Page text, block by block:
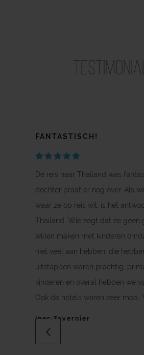
Previous
FANTASTISCH!
De reis naar Thailand was
dochter praat er nog over. Als
waar ze op reis wil, is het
Thailand. Wie zegt dat ze geen
willen maken met kinderen
niet veel aan hebben, die
uitstappen waren prachtig,
kinderen en overal hebben we
Ook de hotels waren zeer mooi.
Ines Tavernier
HEEL AFWISSELENDE
OP NAAR HET VOLGENDE
WE HEBBEN DE SMAAK
EEN DIKKE PLUIM VOOR
SUPERREIS IN THAILAND